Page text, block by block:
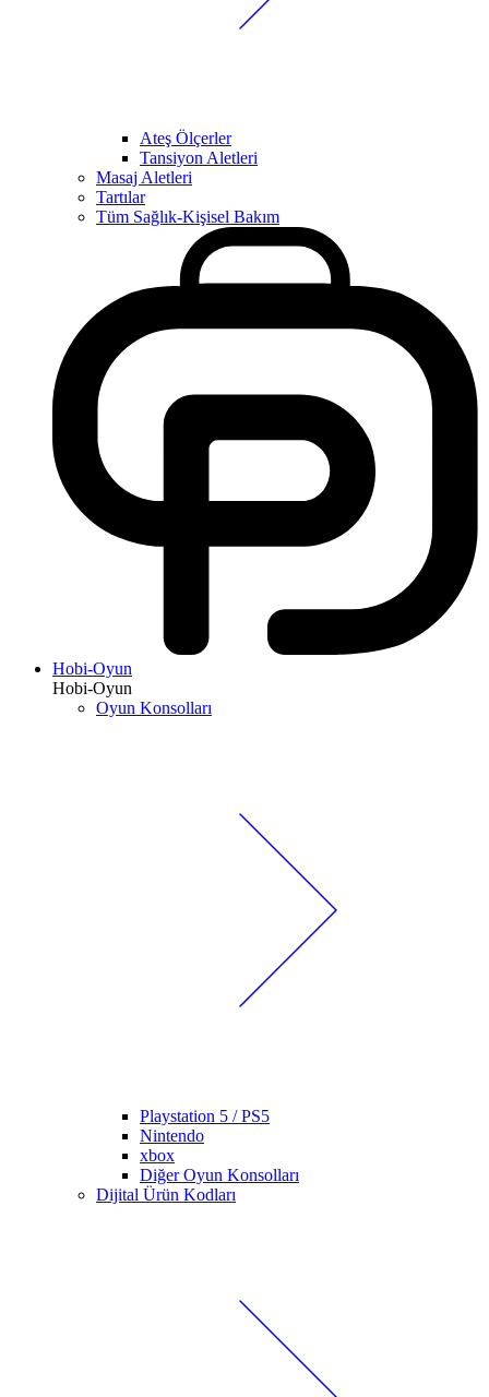
Ateş Ölçerler
Tansiyon Aletleri
Masaj Aletleri
Tartılar
Tüm Sağlık-Kişisel Bakım
Hobi-Oyun
Hobi-Oyun
Oyun Konsolları
Playstation 5 / PS5
Nintendo
xbox
Diğer Oyun Konsolları
Dijital Ürün Kodları